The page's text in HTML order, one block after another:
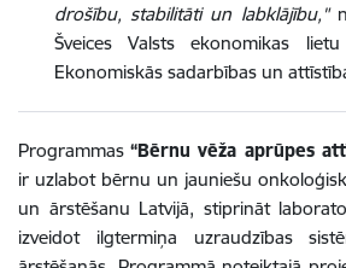
drošību, stabilitāti un labklājību,"
Šveices Valsts ekonomikas lietu
Ekonomiskās sadarbības un
Programmas“Bērnu vēža aprūpes
ir uzlabot bērnu un jauniešu
un ārstēšanu Latvijā, stiprināt
izveidot ilgtermiņa uzraudzības